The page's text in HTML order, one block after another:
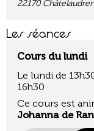
22170
Les séances
Cours du lundi
Le lundi de
16h30
Ce cours est
Johanna de